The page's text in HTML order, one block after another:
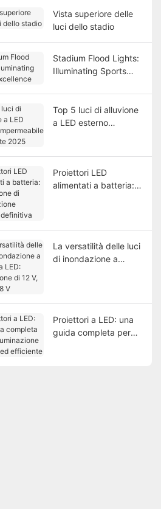
Vista superiore delle
luci dello stadio
Stadium Flood Lights:
Illuminating Sports
Top 5 luci di alluvione
a LED esterno
Proiettori LED
alimentati a batteria:
La versatilità delle luci
di inondazione a
Proiettori a LED: una
guida completa per